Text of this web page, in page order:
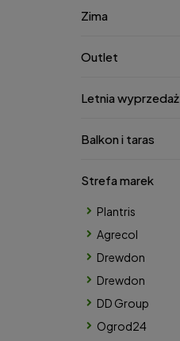
Zima
Outlet
Letnia wyprzedaż
Balkon i taras
Strefa marek
Plantris
Agrecol
Drewdon
Drewdon
DD Group
Ogrod24